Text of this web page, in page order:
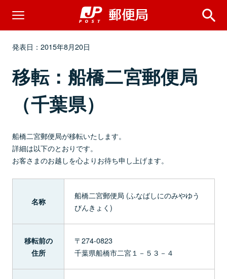
発表日：2015年8月20日
移転：船橋二宮郵便局
（千葉県）
船橋二宮郵便局が移転いたします。
詳細は以下のとおりです。
お客さまのお越しを心よりお待ち申し上げます。
名称
船橋二宮郵便局 (ふなばしにのみやゆう
びんきょく)
移転前の
住所
〒274-0823
千葉県船橋市二宮１－５３－４